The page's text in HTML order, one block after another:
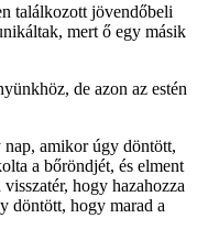
találkozott jövendőbeli
mert ő egy másik
de azon az estén
nap, amikor úgy döntött,
a bőröndjét, és elment
hogy hazahozza
döntött, hogy marad a